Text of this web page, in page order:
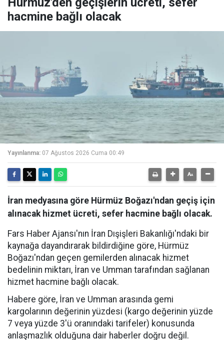
hacmine bağlı olacak
Yayınlanma: 07 Ağustos 2026 Cuma 00:49
İran medyasına göre Hürmüz Boğazı'ndan geçiş için
alınacak hizmet ücreti, sefer hacmine bağlı olacak.
Fars Haber Ajansı'nın İran Dışişleri Bakanlığı'ndaki bir
kaynağa dayandırarak bildirdiğine göre, Hürmüz
Boğazı'ndan geçen gemilerden alınacak hizmet
bedelinin miktarı, İran ve Umman tarafından sağlanan
hizmet hacmine bağlı olacak.
Habere göre, İran ve Umman arasında gemi
kargolarının değerinin yüzdesi (kargo değerinin yüzde
7 veya yüzde 3'ü oranındaki tarifeler) konusunda
anlaşmazlık olduğuna dair haberler doğru değil.